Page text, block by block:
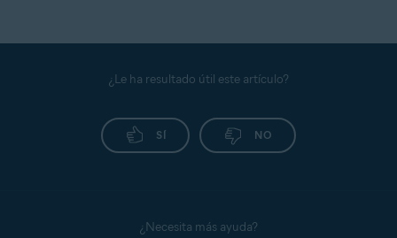
¿Le ha resultado útil este artículo?
SÍ NO
¿Necesita más ayuda?